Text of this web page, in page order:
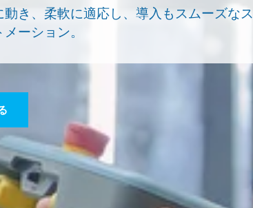
き、柔軟に適応し、導入もスムーズなス
ーション。